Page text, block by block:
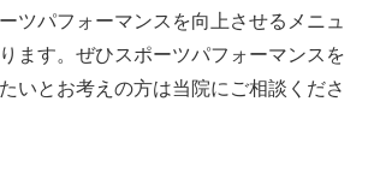
ツパフォーマンスを向上させるメニュ
ます。ぜひスポーツパフォーマンスを
いとお考えの方は当院にご相談くださ